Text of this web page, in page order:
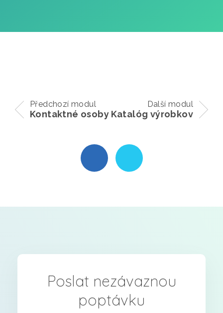
Předchozí modul
Kontaktné osoby
Další modul
Katalóg výrobkov
Poslat nezávaznou
poptávku